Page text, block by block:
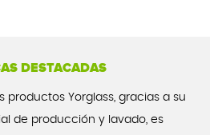
DESTACADAS
productos Yorglass, gracias a su
de producción y lavado, es